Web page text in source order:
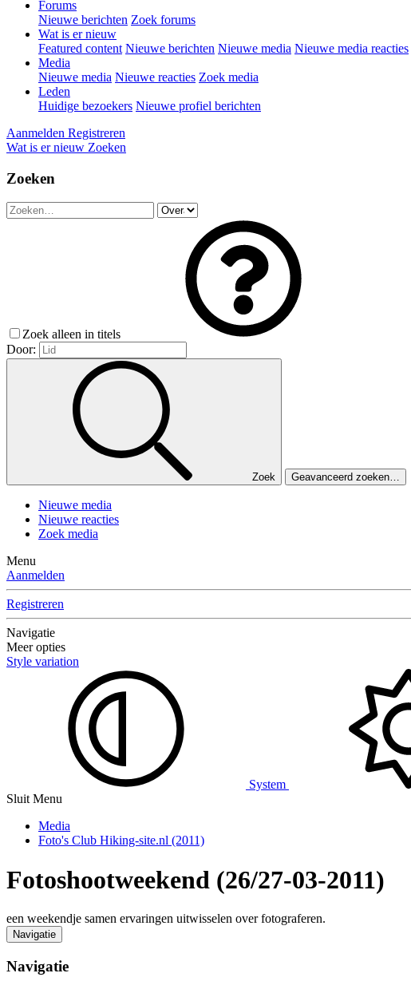
Forums
Nieuwe berichten Zoek forums
Wat is er nieuw
Featured content Nieuwe berichten Nieuwe media Nieuwe media reacties
Media
Nieuwe media Nieuwe reacties Zoek media
Leden
Huidige bezoekers Nieuwe profiel berichten
Aanmelden Registreren
Wat is er nieuw Zoeken
Zoeken
Zoek alleen in titels
Door:
Zoek Geavanceerd zoeken…
Nieuwe media
Nieuwe reacties
Zoek media
Menu
Aanmelden
Registreren
Navigatie
Meer opties
Style variation
System
Sluit Menu
Media
Foto's Club Hiking-site.nl (2011)
Fotoshootweekend (26/27-03-2011)
een weekendje samen ervaringen uitwisselen over fotograferen.
Navigatie
Navigatie